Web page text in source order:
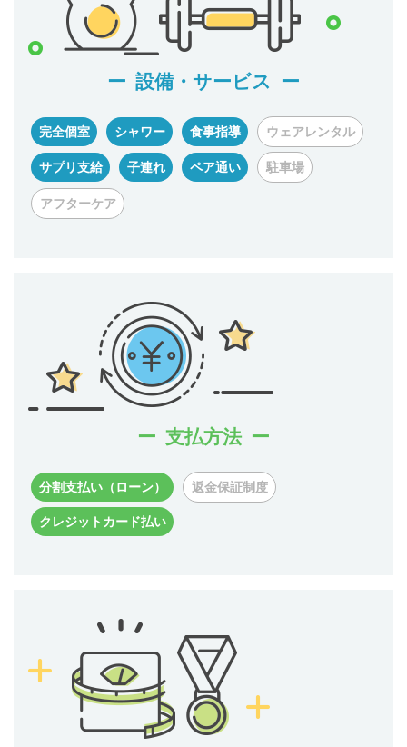
設備・サービス
完全個室 シャワー 食事指導 ウェアレンタル
サプリ支給 子連れ ペア通い 駐車場
アフターケア
支払方法
分割支払い（ローン） 返金保証制度
クレジットカード払い